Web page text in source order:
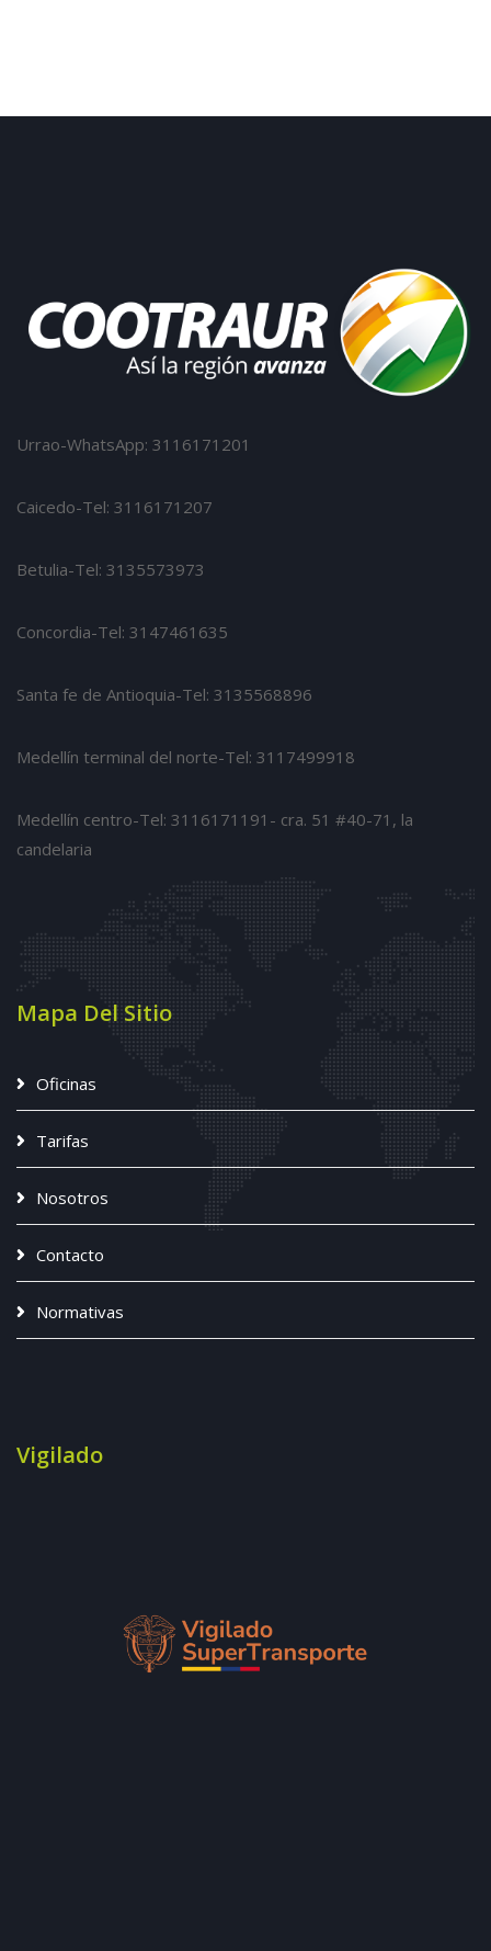
Urrao-WhatsApp: 3116171201
Caicedo-Tel: 3116171207
Betulia-Tel: 3135573973
Concordia-Tel: 3147461635
Santa fe de Antioquia-Tel: 3135568896
Medellín terminal del norte-Tel: 3117499918
Medellín centro-Tel: 3116171191- cra. 51 #40-71, la
candelaria
Mapa Del Sitio
Oficinas
Tarifas
Nosotros
Contacto
Normativas
Vigilado